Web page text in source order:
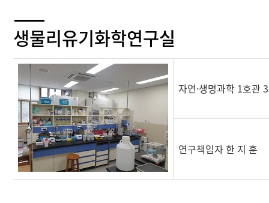
생물리유기화학연구실
자연·생명과학 1호관
연구책임자 한 지 훈